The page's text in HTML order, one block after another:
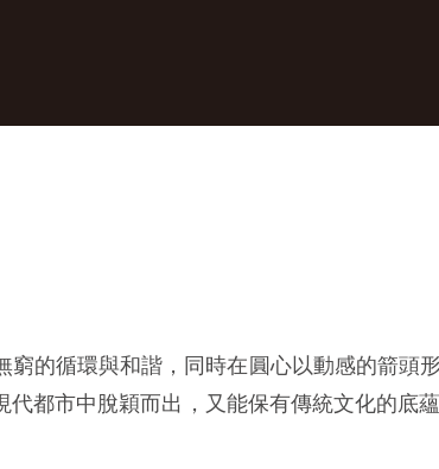
的循環與和諧，同時在圓心以動感的箭頭
都市中脫穎而出，又能保有傳統文化的底